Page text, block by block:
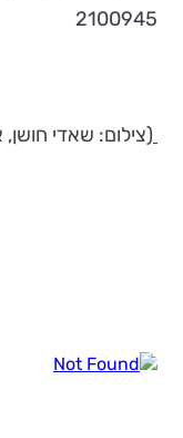
2100945
(צילום: שאדי